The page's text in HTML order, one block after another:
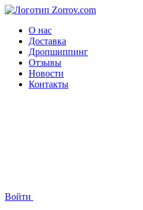
О нас
Доставка
Дропшиппинг
Отзывы
Новости
Контакты
Войти